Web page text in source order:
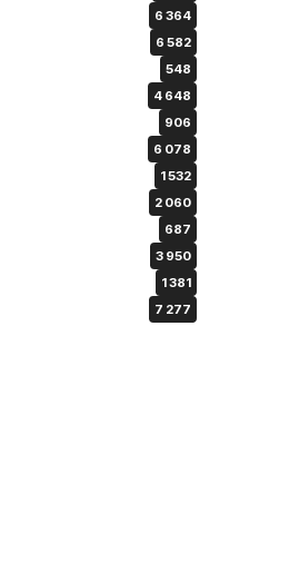
6 364
6 582
548
4 648
906
6 078
1 532
2 060
687
3 950
1 381
7 277